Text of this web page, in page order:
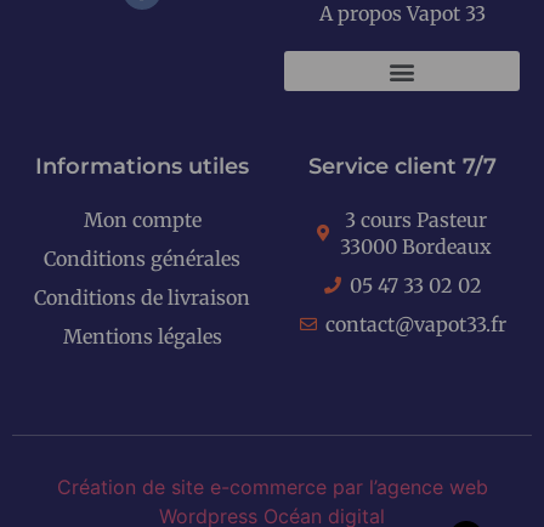
A propos Vapot 33
Informations utiles
Mon compte
Conditions générales
Conditions de livraison
Mentions légales
Service client 7/7
3 cours Pasteur
33000 Bordeaux
05 47 33 02 02
contact@vapot33.fr
Création de site e-commerce par l’agence web
Wordpress Océan digital